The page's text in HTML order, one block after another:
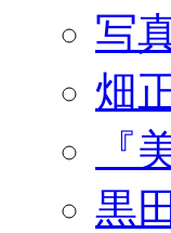
写
畑
『
黒